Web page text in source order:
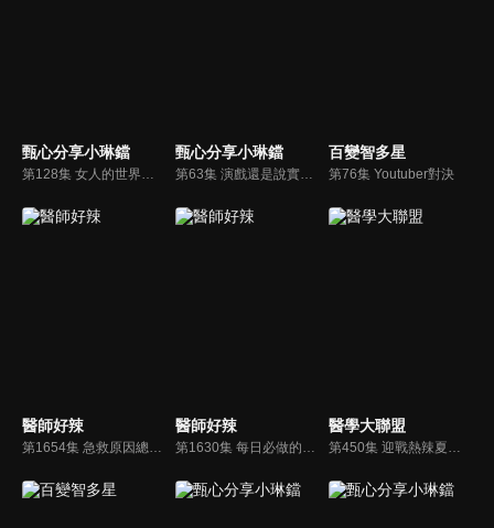
甄心分享小琳鐺
第128集 女人的世界好複雜！角逐影后的路，滿滿不得已？！ 沈玉琳曾看過一位玉女演員幕前飄仙氣，幕後卻愛「這一味」？！
甄心分享小琳鐺
第63集 演戲還是說實話？揭秘房仲內心OS竟是這樣？！ 沈玉琳為了賣好價錢編故事，卻遭買家當場打臉！
百變智多星
第76集 Youtuber對決
醫師好辣
第1654集 急救原因總是小到無法接受，醫院生死一瞬間？！
醫師好辣
第1630集 每日必做的SOP，卻有著滿滿傷害你的利刃？！
醫學大聯盟
第450集 迎戰熱辣夏天！演藝圈潛規則大公開？！